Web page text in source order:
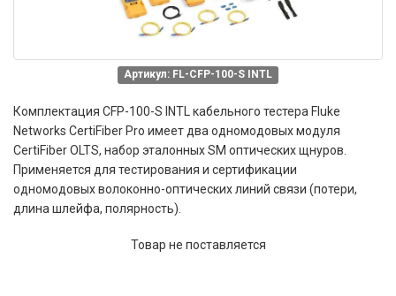
Артикул: FL-CFP-100-S INTL
Комплектация CFP-100-S INTL
кабельного тестера Fluke
Networks CertiFiber Pro имеет два одномодовыхмодуля
CertiFiber OLTS, набор эталонных SM оптических щнуров.
Применяется для тестирования и сертификации
одномодовыхволоконно-оптических линий связи (потери,
длина шлейфа, полярность).
Товар не поставляется